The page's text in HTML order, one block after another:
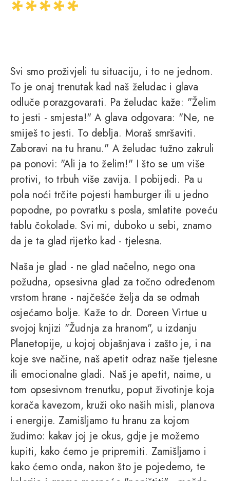
Svi smo proživjeli tu situaciju, i to ne jednom.
To je onaj trenutak kad naš želudac i glava
odluče porazgovarati. Pa želudac kaže: "Želim
to jesti - smjesta!" A glava odgovara: "Ne, ne
smiješ to jesti. To deblja. Moraš smršaviti.
Zaboravi na tu hranu." A želudac tužno zakruli
pa ponovi: "Ali ja to želim!" I što se um više
protivi, to trbuh više zavija. I pobijedi. Pa u
pola noći trčite pojesti hamburger ili u jedno
popodne, po povratku s posla, smlatite poveću
tablu čokolade. Svi mi, duboko u sebi, znamo
da je ta glad rijetko kad - tjelesna.
Naša je glad - ne glad načelno, nego ona
požudna, opsesivna glad za točno određenom
vrstom hrane - najčešće želja da se odmah
osjećamo bolje. Kaže to dr. Doreen Virtue u
svojoj knjizi "Žudnja za hranom", u izdanju
Planetopije, u kojoj objašnjava i zašto je, i na
koje sve načine, naš apetit odraz naše tjelesne
ili emocionalne gladi. Naš je apetit, naime, u
tom opsesivnom trenutku, poput životinje koja
korača kavezom, kruži oko naših misli, planova
i energije. Zamišljamo tu hranu za kojom
žudimo: kakav joj je okus, gdje je možemo
kupiti, kako ćemo je pripremiti. Zamišljamo i
kako ćemo onda, nakon što je pojedemo, te